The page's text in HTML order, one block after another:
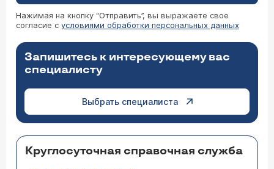
Нажимая на кнопку “Отправить”, вы выражаете свое
согласие с условиями обработки персональных данных
Запишитесь к интересующему вас
специалисту
Выбрать специалиста
Круглосуточная справочная служба